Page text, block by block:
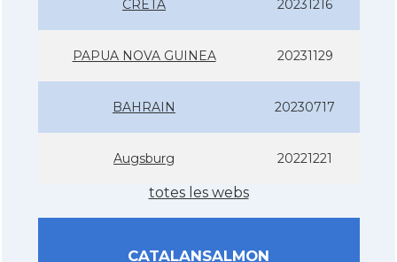
CRETA 20231216
PAPUA NOVA GUINEA 20231129
BAHRAIN 20230717
Augsburg 20221221
totes les webs
CATALANSALMON